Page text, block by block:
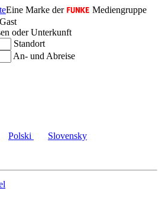
Eine Marke der
Mediengruppe
oder Unterkunft
Standort
An- und Abreise
Polski Slovensky